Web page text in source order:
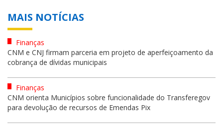
MAIS NOTÍCIAS
Finanças
CNM e CNJ firmam parceria em projeto de aperfeiçoamento da
cobrança de dívidas municipais
Finanças
CNM orienta Municípios sobre funcionalidade do Transferegov
para devolução de recursos de Emendas Pix